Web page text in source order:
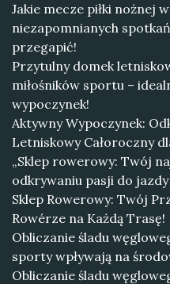
Jakie mecze piłki nożnej
niezapomnianych
przegapić!
Przytulny domek
miłośników sportu –
wypoczynek!
Aktywny Wypoczynek:
Letniskowy Całoroczny
„Sklep rowerowy: Twój
odkrywaniu pasji do
Sklep Rowerowy: Twój
Rowérze na Każdą Trasę!
Obliczanie śladu
sporty wpływają na
Obliczanie śladu